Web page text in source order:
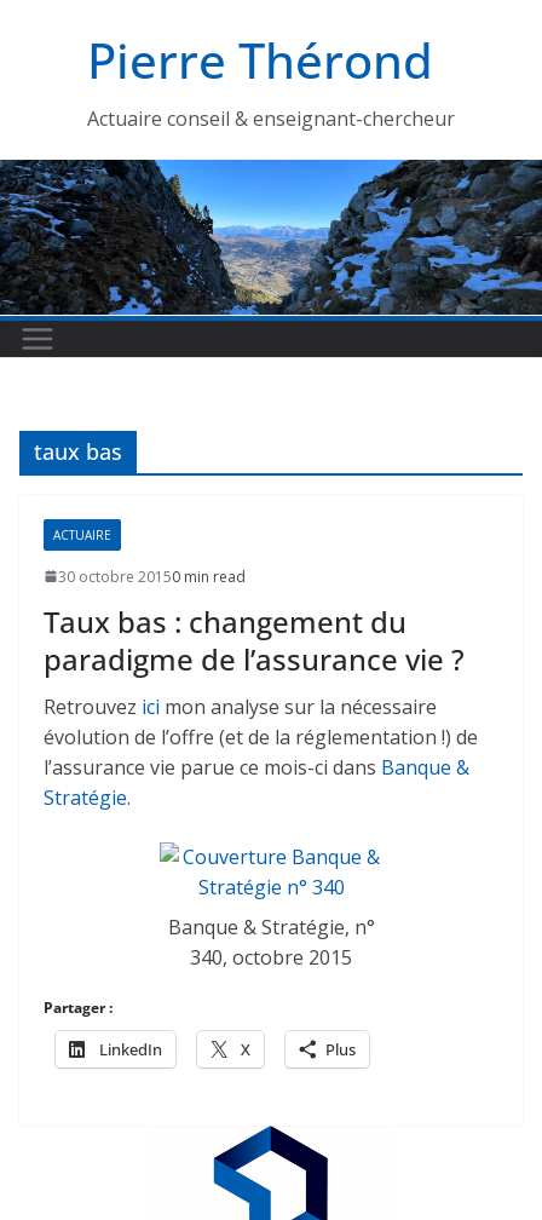
Pierre Thérond
Actuaire conseil & enseignant-chercheur
taux bas
ACTUAIRE
30 octobre 20150 min read
Taux bas : changement du
paradigme de l’assurance vie ?
Retrouvez ici mon analyse sur la nécessaire
évolution de l’offre (et de la réglementation !) de
l’assurance vie parue ce mois-ci dans Banque &
Stratégie.
Banque & Stratégie, n°
340, octobre 2015
Partager :
LinkedIn X Plus